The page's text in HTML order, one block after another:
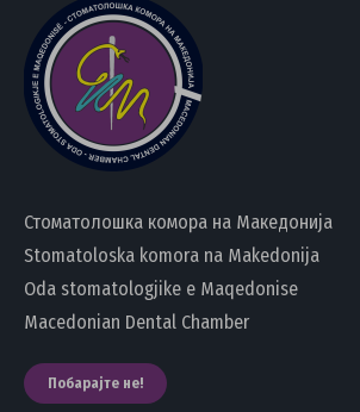
Стоматолошка комора на Македонија
Stomatoloska komora na Makedonija
Oda stomatologjike e Maqedonise
Macedonian Dental Chamber
Побарајте не!